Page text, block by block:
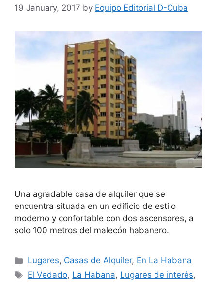
19 January, 2017 by Equipo Editorial D-Cuba
Una agradable casa de alquiler que se
encuentra situada en un edificio de estilo
moderno y confortable con dos ascensores, a
solo 100 metros del malecón habanero.
Categories
Lugares, Casas de Alquiler, En La Habana
Tags
El Vedado, La Habana, Lugares de interés,